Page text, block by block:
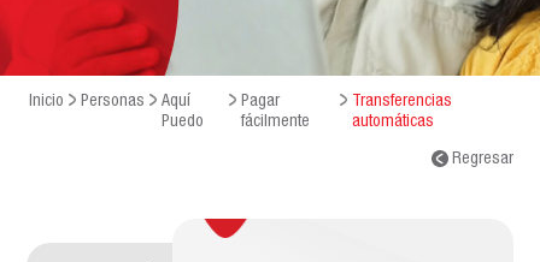
Inicio Personas
Aquí
Puedo
Pagar
fácilmente
Transferencias
automáticas
Regresar